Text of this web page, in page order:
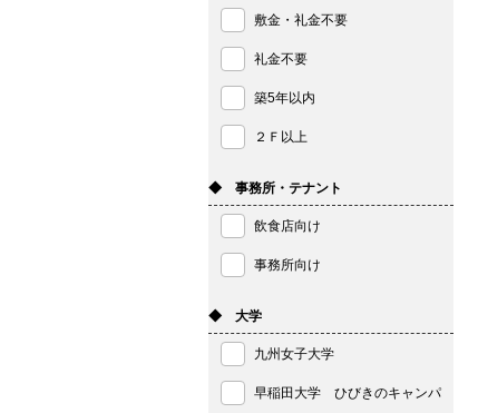
敷金・礼金不要
礼金不要
築5年以内
２Ｆ以上
◆ 事務所・テナント
飲食店向け
事務所向け
◆ 大学
九州女子大学
早稲田大学 ひびきのキャンパ